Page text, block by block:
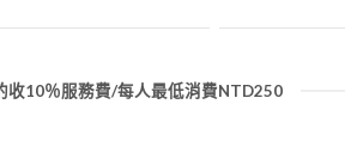
收10％服務費/每人最低消費NTD250